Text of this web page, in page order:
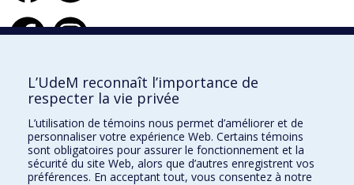
Design d'intérieur
École de design
École d'architecture
École d'urbanisme et d'architecture de paysage
L’UdeM reconnaît l’importance de
respecter la vie privée
L’utilisation de témoins nous permet d’améliorer et de
personnaliser votre expérience Web. Certains témoins
sont obligatoires pour assurer le fonctionnement et la
sécurité du site Web, alors que d’autres enregistrent vos
préférences. En acceptant tout, vous consentez à notre